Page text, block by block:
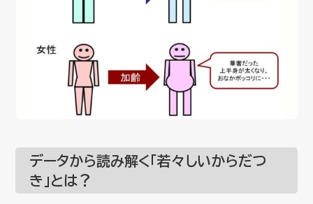
データから読み解く「若々しいからだつ
き」とは？